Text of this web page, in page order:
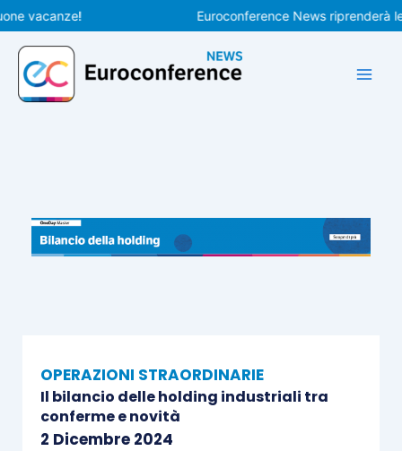
Vai
al
contenuto
Euroconference News riprenderà le
OPERAZIONI STRAORDINARIE
Il bilancio delle holding industriali tra
conferme e novità
2 Dicembre 2024